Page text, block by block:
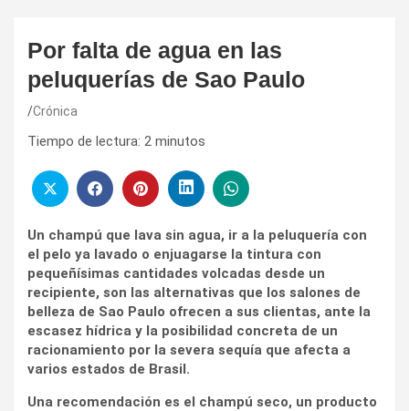
Por falta de agua en las
peluquerías de Sao Paulo
Crónica
Tiempo de lectura: 2 minutos
Un champú que lava sin agua, ir a la peluquería con
el pelo ya lavado o enjuagarse la tintura con
pequeñísimas cantidades volcadas desde un
recipiente, son las alternativas que los salones de
belleza de Sao Paulo ofrecen a sus clientas, ante la
escasez hídrica y la posibilidad concreta de un
racionamiento por la severa sequía que afecta a
varios estados de Brasil.
Una recomendación es el champú seco, un producto